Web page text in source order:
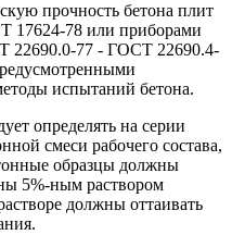
прочность бетона плит
17624-78 или приборами
22690.0-77 - ГОСТ 22690.4-
испытаний бетона.
определять на серии
смеси рабочего состава,
образцы должны
5%-ным раствором
должны оттаивать